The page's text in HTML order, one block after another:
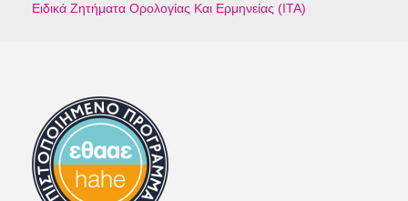
Ειδικά Ζητήματα Ορολογίας Και Ερμηνείας (ΙΤΑ)